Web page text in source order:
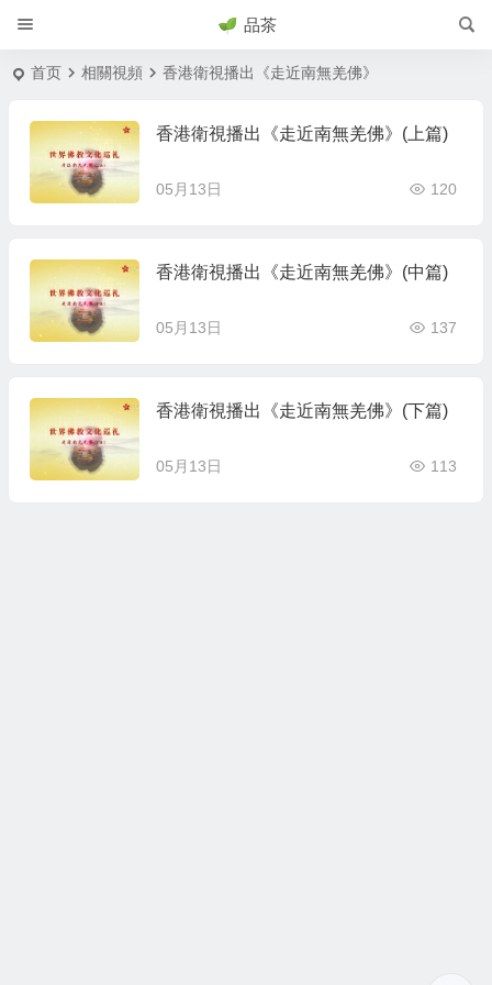
品茶
首页 相關視頻 香港衛視播出《走近南無羌佛》
香港衛視播出《走近南無羌佛》(上篇)
05月13日 120
香港衛視播出《走近南無羌佛》(中篇)
05月13日 137
香港衛視播出《走近南無羌佛》(下篇)
05月13日 113